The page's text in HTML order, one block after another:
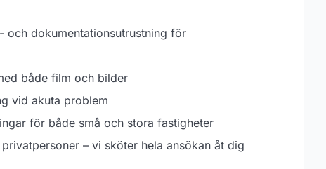
och dokumentationsutrustning för
både film och bilder
vid akuta problem
för både små och stora fastigheter
– vi sköter hela ansökan åt dig